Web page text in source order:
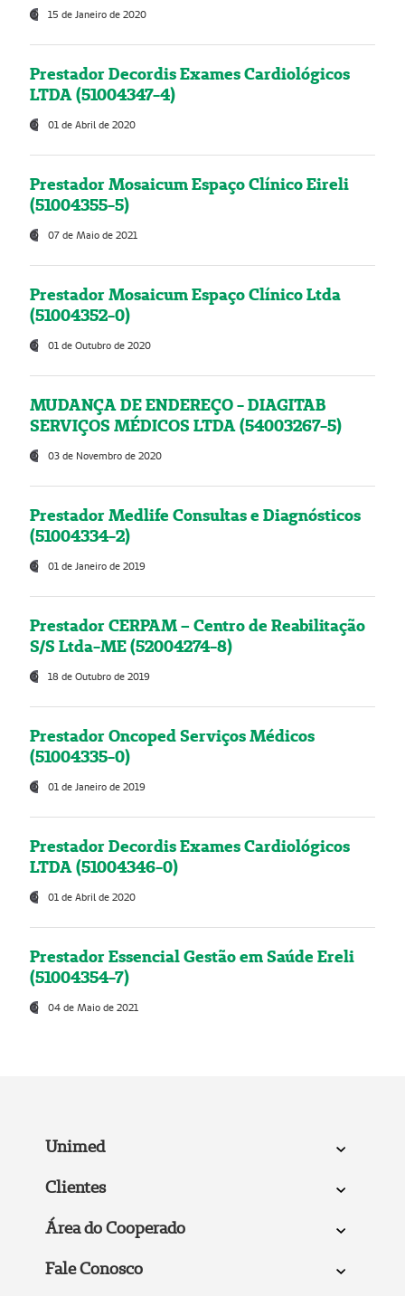
15 de Janeiro de 2020
Prestador Decordis Exames Cardiológicos
LTDA (51004347-4)
01 de Abril de 2020
Prestador Mosaicum Espaço Clínico Eireli
(51004355-5)
07 de Maio de 2021
Prestador Mosaicum Espaço Clínico Ltda
(51004352-0)
01 de Outubro de 2020
MUDANÇA DE ENDEREÇO - DIAGITAB
SERVIÇOS MÉDICOS LTDA (54003267-5)
03 de Novembro de 2020
Prestador Medlife Consultas e Diagnósticos
(51004334-2)
01 de Janeiro de 2019
Prestador CERPAM – Centro de Reabilitação
S/S Ltda-ME (52004274-8)
18 de Outubro de 2019
Prestador Oncoped Serviços Médicos
(51004335-0)
01 de Janeiro de 2019
Prestador Decordis Exames Cardiológicos
LTDA (51004346-0)
01 de Abril de 2020
Prestador Essencial Gestão em Saúde Ereli
(51004354-7)
04 de Maio de 2021
Unimed
Clientes
Área do Cooperado
Fale Conosco